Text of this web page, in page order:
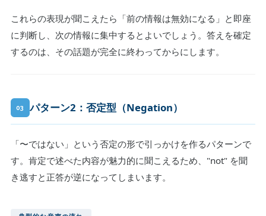
これらの表現が聞こえたら「前の情報は無効になる」と即座
に判断し、次の情報に集中するとよいでしょう。答えを確定
するのは、その話題が完全に終わってからにします。
03 パターン2：否定型（Negation）
「〜ではない」という否定の形で引っかけを作るパターンで
す。肯定で述べた内容が魅力的に聞こえるため、"not" を聞
き逃すと正答が逆になってしまいます。